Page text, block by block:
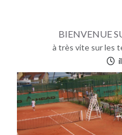
BIENVENUE
à très vite sur les